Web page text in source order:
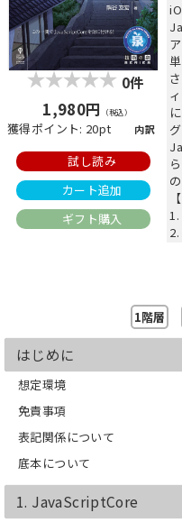
0件
1,980円 （税込）
獲得ポイント: 20pt 内訳
試し読み
カート追加
ギフト購入
1階層
はじめに
想定環境
免責事項
表記関係について
底本について
1. JavaScriptCore